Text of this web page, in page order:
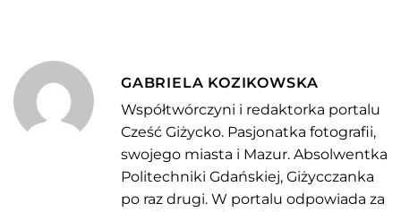
GABRIELA KOZIKOWSKA
Współtwórczyni i redaktorka portalu
Cześć Giżycko. Pasjonatka fotografii,
swojego miasta i Mazur. Absolwentka
Politechniki Gdańskiej, Giżycczanka
po raz drugi. W portalu odpowiada za